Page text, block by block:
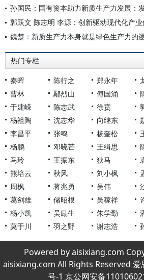
魏楚：新质生产力本身就是绿色生产力的
热门专栏
秦晖 陈行之 郑永年
曹林
鄢烈山 傅国涌
于建嵘
陈志武 徐贲
杨祖陶
沈志华 向继东
李昌平
张鸣 杨奎松
杨鹏
邓晓芒 王缉思
马玲
王振东 狄马
熊培云
秋风 刘小枫
周枫
蒋兆勇 吴伟
葛剑雄
储昭根 吴稼祥
杨小凯
吴励生 朱学勤
莫于川
羽之野 谢志浩
Powered by aisixiang.com
aisixiang.com All Rights Reserved 爱
号-1 京公网安备